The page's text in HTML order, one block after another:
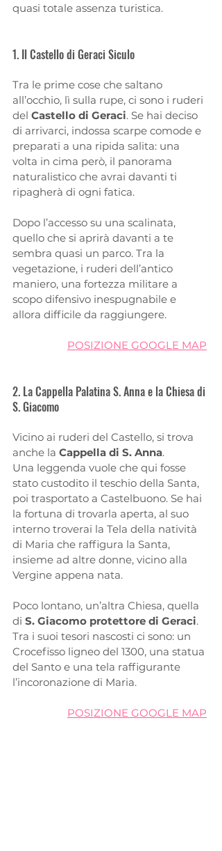
quasi totale assenza turistica.
1. Il Castello di Geraci Siculo
Tra le prime cose che saltano
all’occhio, lì sulla rupe, ci sono i ruderi
del Castello di Geraci. Se hai deciso
di arrivarci, indossa scarpe comode e
preparati a una ripida salita: una
volta in cima però, il panorama
naturalistico che avrai davanti ti
ripagherà di ogni fatica.
Dopo l’accesso su una scalinata,
quello che si aprirà davanti a te
sembra quasi un parco. Tra la
vegetazione, i ruderi dell’antico
maniero, una fortezza militare a
scopo difensivo inespugnabile e
allora difficile da raggiungere.
POSIZIONE GOOGLE MAP
2. La Cappella Palatina S. Anna e la Chiesa di
S. Giacomo
Vicino ai ruderi del Castello, si trova
anche la Cappella di S. Anna.
Una leggenda vuole che qui fosse
stato custodito il teschio della Santa,
poi trasportato a Castelbuono. Se hai
la fortuna di trovarla aperta, al suo
interno troverai la Tela della natività
di Maria che raffigura la Santa,
insieme ad altre donne, vicino alla
Vergine appena nata.
Poco lontano, un’altra Chiesa, quella
di S. Giacomo protettore di Geraci.
Tra i suoi tesori nascosti ci sono: un
Crocefisso ligneo del 1300, una statua
del Santo e una tela raffigurante
l’incoronazione di Maria.
POSIZIONE GOOGLE MAP